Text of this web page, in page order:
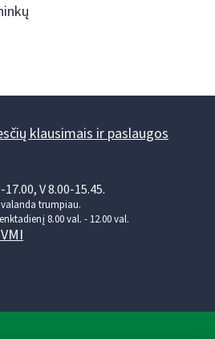
klausimais ir paslaugos
V 8.00-15.45.
trumpiau.
8.00 val. - 12.00 val.